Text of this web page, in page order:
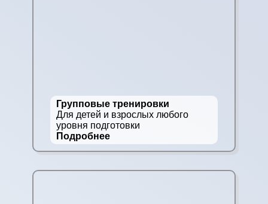
Групповые тренировки
Для детей и взрослых любого
уровня подготовки
Подробнее